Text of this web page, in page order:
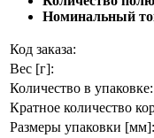
Номинальный
Код заказа:
Вес [г]:
Количество в упаковке:
Кратное количество
Размеры упаковки [мм]: